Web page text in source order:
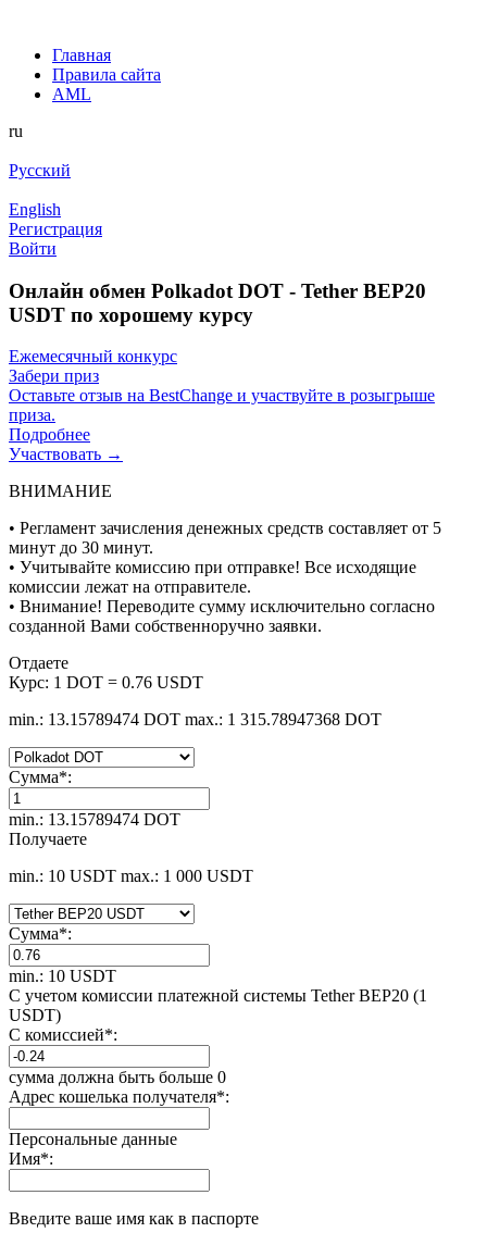
Главная
Правила сайта
AML
ru
Русский
English
Регистрация
Войти
Онлайн обмен Polkadot DOT - Tether BEP20
USDT по хорошему курсу
Ежемесячный конкурс
Забери приз
Оставьте отзыв на BestChange и участвуйте в розыгрыше
приза.
Подробнее
Участвовать →
ВНИМАНИЕ
• Регламент зачисления денежных средств составляет от 5
минут до 30 минут.
• Учитывайте комиссию при отправке! Все исходящие
комиссии лежат на отправителе.
• Внимание! Переводите сумму исключительно согласно
созданной Вами собственноручно заявки.
Отдаете
Курс: 1 DOT = 0.76 USDT
min.: 13.15789474 DOT max.: 1 315.78947368 DOT
Сумма*:
min.: 13.15789474 DOT
Получаете
min.: 10 USDT max.: 1 000 USDT
Сумма*:
min.: 10 USDT
С учетом комиссии платежной системы Tether BEP20 (1
USDT)
С комиссией*:
сумма должна быть больше 0
Адрес кошелька получателя*:
Персональные данные
Имя*:
Введите ваше имя как в паспорте